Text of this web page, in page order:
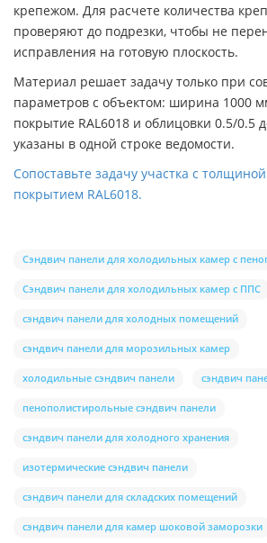
крепежом. Для расчете количества
проверяют до подрезки, чтобы не
исправления на готовую плоскость.
Материал решает задачу только при
параметров с объектом: ширина 1000
покрытие RAL6018 и облицовки 0.5/0.5
указаны в одной строке ведомости.
Сопоставьте задачу участка с
покрытием RAL6018.
Сэндвич панели для холодильных камер с
Сэндвич панели для холодильных камер с ППС
сэндвич панели для холодных помещений
сэндвич панели для морозильных камер
холодильные сэндвич панели сэндвич
пенополистирольные сэндвич панели
сэндвич панели для холодного хранения
изотермические сэндвич панели
сэндвич панели для складских помещений
сэндвич панели для камер шоковой заморозки